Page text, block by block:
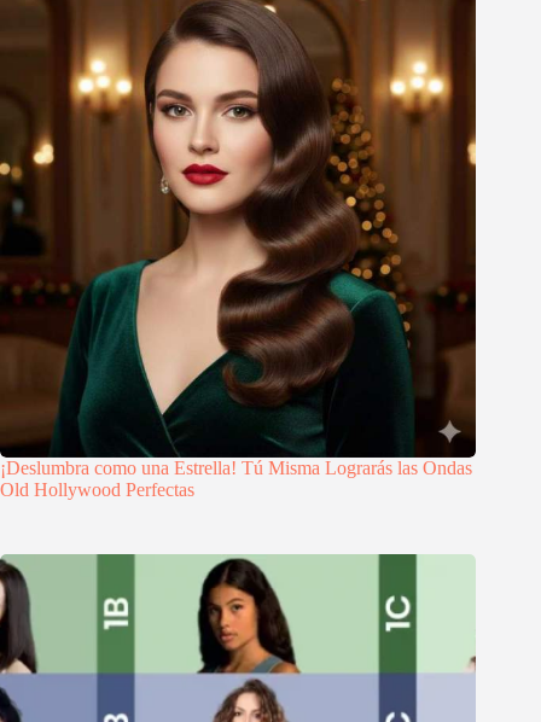
¡Deslumbra como una Estrella! Tú Misma Lograrás las Ondas
Old Hollywood Perfectas